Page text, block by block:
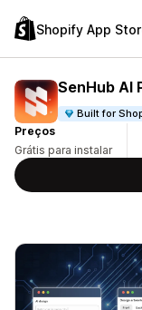
Shopify App
SenHub AI
Built for
Preços
Grátis para instalar